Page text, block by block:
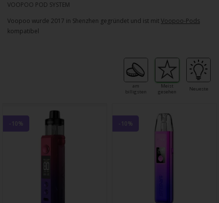
VOOPOO POD SYSTEM
Voopoo wurde 2017 in Shenzhen gegründet und ist mitVoopoo-Pods
kompatibel
am
billigsten
Meist
gesehen
Neueste
-10% -10%